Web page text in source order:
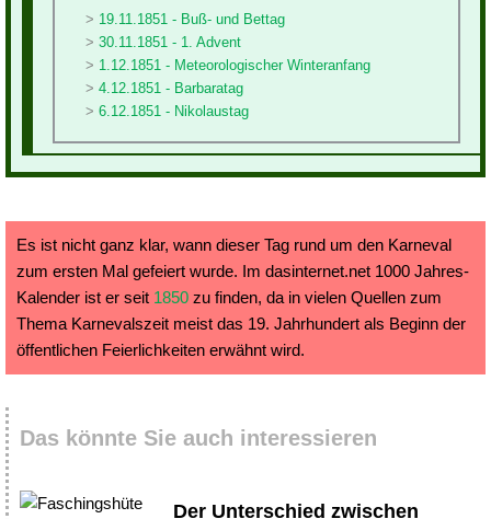
19.11.1851 - Buß- und Bettag
30.11.1851 - 1. Advent
1.12.1851 - Meteorologischer Winteranfang
4.12.1851 - Barbaratag
6.12.1851 - Nikolaustag
Es ist nicht ganz klar, wann dieser Tag rund um den Karneval
zum ersten Mal gefeiert wurde. Im dasinternet.net 1000 Jahres-
Kalender ist er seit 1850 zu finden, da in vielen Quellen zum
Thema Karnevalszeit meist das 19. Jahrhundert als Beginn der
öffentlichen Feierlichkeiten erwähnt wird.
Das könnte Sie auch interessieren
Der Unterschied zwischen